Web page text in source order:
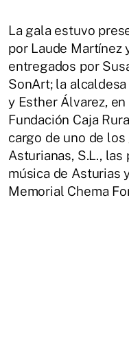
La gala estuvo
por Laude Martínez
entregados por
SonArt; la
y Esther Álvarez,
Fundación Caja
cargo de uno de
Asturianas, S.L.,
música de Asturias
Memorial Chema